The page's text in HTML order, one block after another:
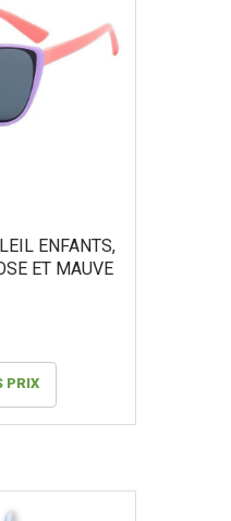
ENFANTS,
ET MAUVE
PRIX